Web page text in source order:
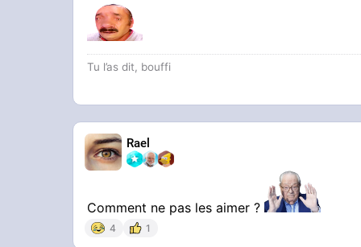
Tu l’as dit, bouffi
Rael
Comment ne pas les aimer ?
4 1